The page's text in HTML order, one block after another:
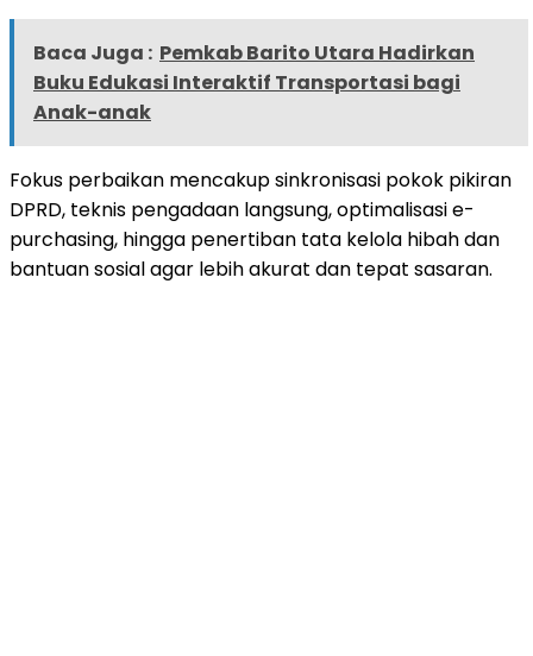
Baca Juga : Pemkab Barito Utara Hadirkan
Buku Edukasi Interaktif Transportasi bagi
Anak-anak
Fokus perbaikan mencakup sinkronisasi pokok pikiran
DPRD, teknis pengadaan langsung, optimalisasi e-
purchasing, hingga penertiban tata kelola hibah dan
bantuan sosial agar lebih akurat dan tepat sasaran.